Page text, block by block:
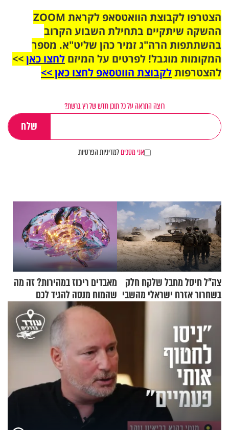
הצטרפו לקבוצת הוואטסאפ לקראת ZOOM
ההשקה שיתקיים בתחילת השבוע הקרוב
בהשתתפות הרה"ג זמיר כהן שליט"א. מספר
המקומות מוגבל! לפרטים על המיזם לחצו כאן>>
להצטרפותלקבוצת הווטסאפ לחצו כאן >>
רוצה התראה על כל תוכן חדש של רץ ברשת?
אני מסכיםלמדיניות הפרטיות
צה"ל חיסל מחבל שלקח חלק
בשחרור אזרח ישראלי מהשבי
מאבדים ריכוז במהירות? זה מה
שהמוח מנסה להגיד לכם